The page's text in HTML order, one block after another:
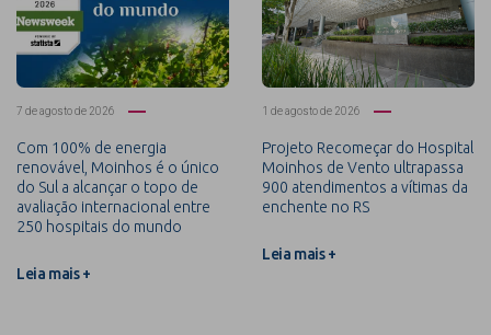
7 de agosto de 2026
Com 100% de energia
renovável, Moinhos é o único
do Sul a alcançar o topo de
avaliação internacional entre
250 hospitais do mundo
Leia mais +
1 de agosto de 2026
Projeto Recomeçar do Hospital
Moinhos de Vento ultrapassa
900 atendimentos a vítimas da
enchente no RS
Leia mais +